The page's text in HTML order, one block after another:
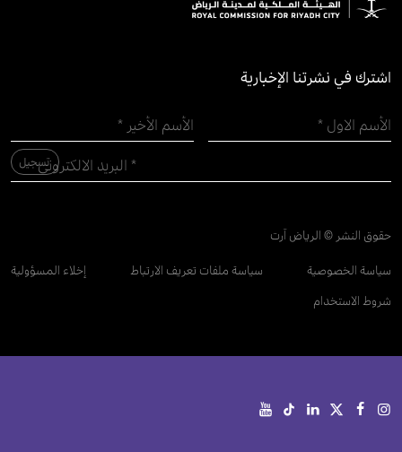
اشترك في نشرتنا الإخبارية
حقوق النشر © الرياض آرت
سياسة الخصوصية سياسة ملفات تعريف الارتباط
إخلاء المسؤولية
شروط الاستخدام